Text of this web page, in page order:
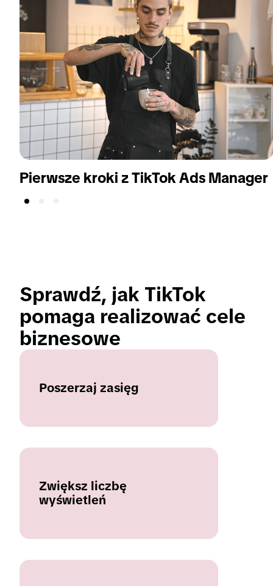
Pierwsze kroki z TikTok Ads Manager
Sprawdź, jak TikTok
pomaga realizować cele
biznesowe
Poszerzaj zasięg
Zwiększ liczbę
wyświetleń